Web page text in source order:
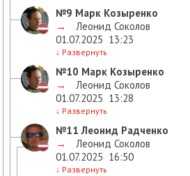
№9 Марк Козыренко
→
Леонид Соколов
01.07.2025 13:23
↓ Развернуть
№10 Марк Козыренко
→
Леонид Соколов
01.07.2025 13:28
↓ Развернуть
№11 Леонид Радченко
→
Леонид Соколов
01.07.2025 16:50
↓ Развернуть